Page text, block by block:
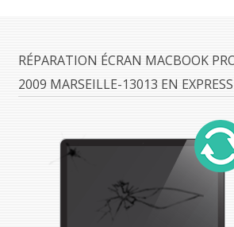
RÉPARATION ÉCRAN MACBOOK
2009 MARSEILLE-13013 EN EXPRESS